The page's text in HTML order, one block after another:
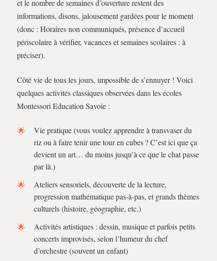
et le nombre de semaines d’ouverture restent des
informations, disons, jalousement gardées pour le moment
(donc : Horaires non communiqués, présence d’accueil
périscolaire à vérifier, vacances et semaines scolaires : à
préciser).
Côté vie de tous les jours, impossible de s’ennuyer ! Voici
quelques activités classiques observées dans les écoles
Montessori Education Savoie :
Vie pratique (vous voulez apprendre à transvaser du
riz ou à faire tenir une tour en cubes ? C’est ici que ça
devient un art… du moins jusqu’à ce que le chat passe
par là.)
Ateliers sensoriels, découverte de la lecture,
progression mathématique pas-à-pas, et grands thèmes
culturels (histoire, géographie, etc.)
Activités artistiques : dessin, musique et parfois petits
concerts improvisés, selon l’humeur du chef
d’orchestre (souvent un enfant)